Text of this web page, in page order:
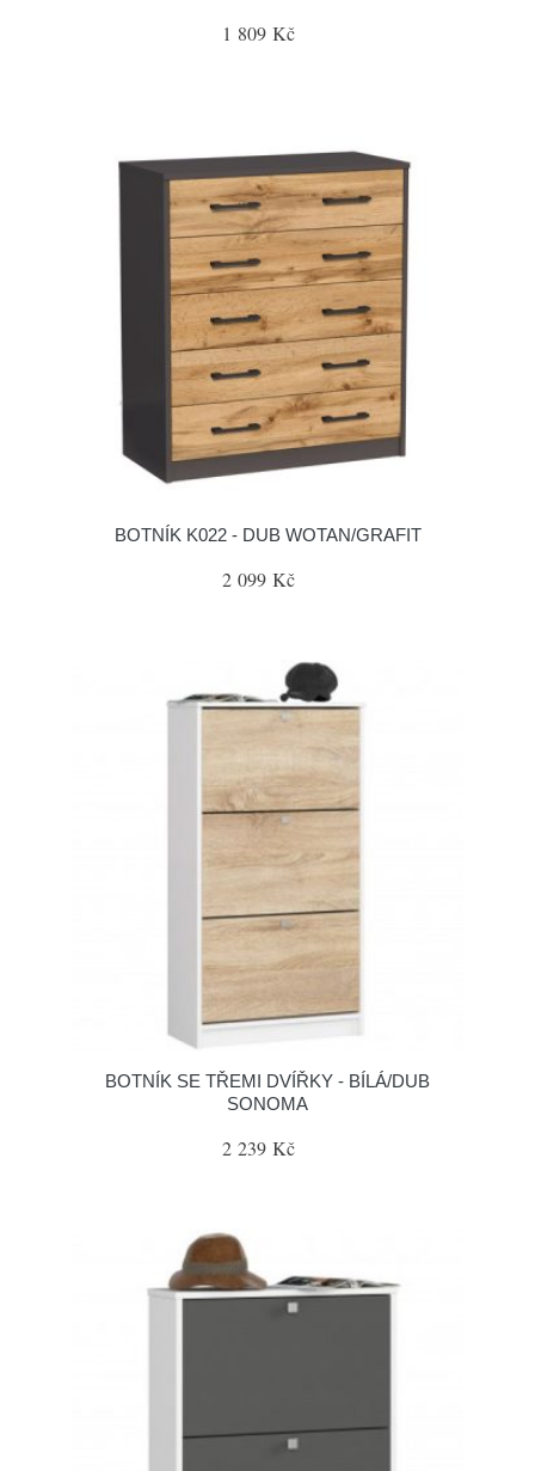
1 809 Kč
BOTNÍK K022 - DUB WOTAN/GRAFIT
2 099 Kč
BOTNÍK SE TŘEMI DVÍŘKY - BÍLÁ/DUB
SONOMA
2 239 Kč